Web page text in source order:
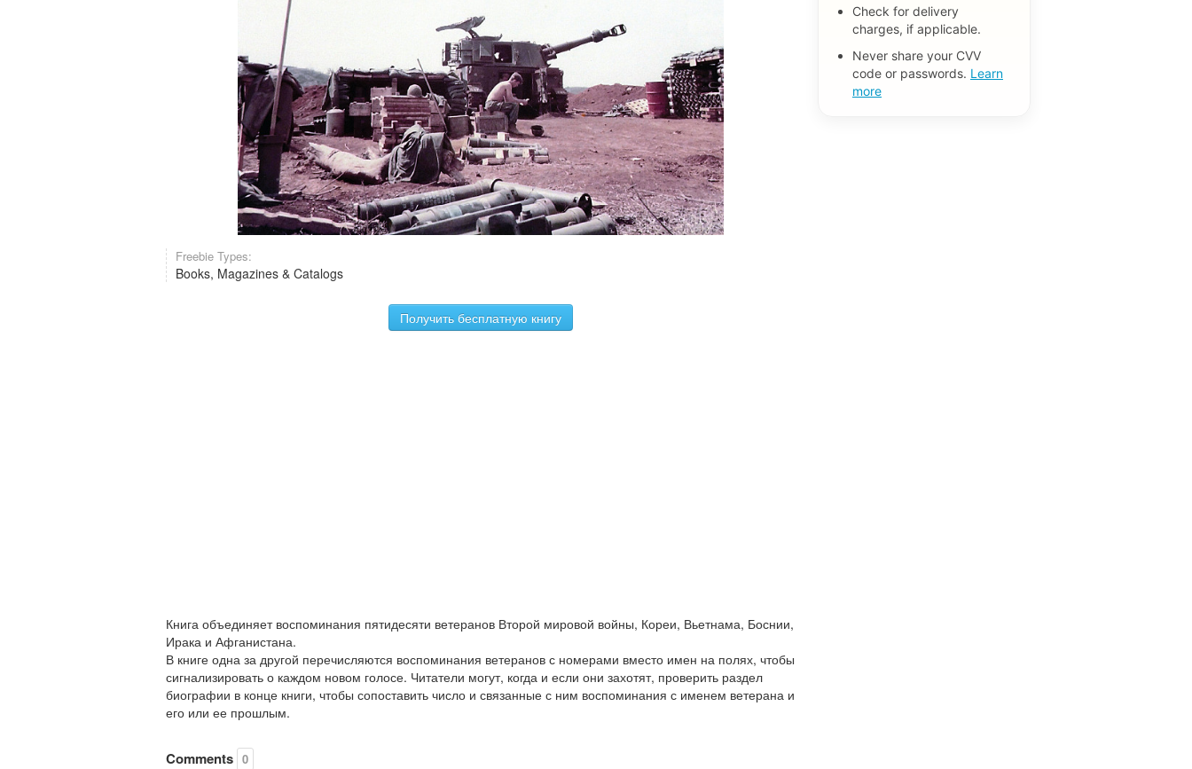
Freebie Types:
Books, Magazines & Catalogs
Получить бесплатную книгу
Книга объединяет воспоминания пятидесяти ветеранов Второй мировой войны, Кореи, Вьетнама, Боснии,
Ирака и Афганистана.
В книге одна за другой перечисляются воспоминания ветеранов с номерами вместо имен на полях, чтобы
сигнализировать о каждом новом голосе. Читатели могут, когда и если они захотят, проверить раздел
биографии в конце книги, чтобы сопоставить число и связанные с ним воспоминания с именем ветерана и
его или ее прошлым.
Comments 0
Check for delivery
charges, if applicable.
Never share your CVV
code or passwords. Learn
more